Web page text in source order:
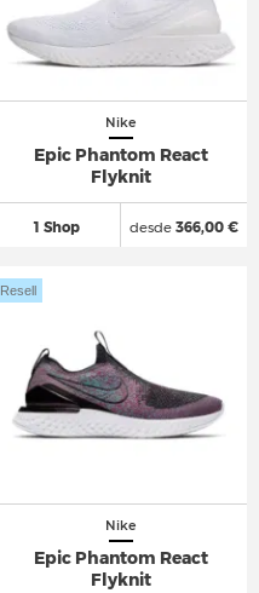
Nike
Epic Phantom React
Flyknit
1 Shop desde366,00 €
Nike
Epic Phantom React
Flyknit
Resell